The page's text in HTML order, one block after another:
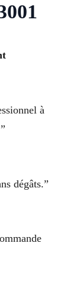
à
dégâts.”